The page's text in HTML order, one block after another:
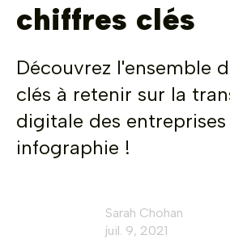
chiffres clés
Découvrez l'ensemble
clés à retenir sur la
digitale des entreprises
infographie !
Sarah Chohan
juil. 9, 2021